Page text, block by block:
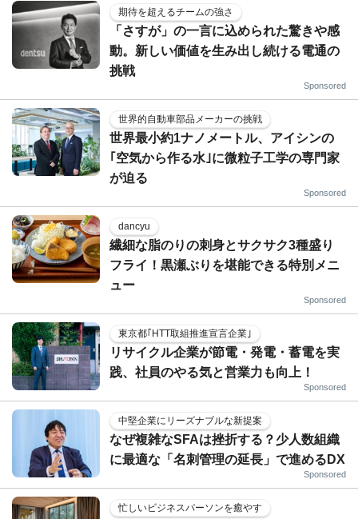
期待を超えるチームの強さ
「さすが」の一言に込められた驚きや感
動。新しい価値を生み出し続ける電通の
挑戦
Sponsored
世界的自動車部品メーカーの挑戦
世界最小約1ナノメートル、アイシンの
｢空気から作る水｣に微粒子工学の専門家
が迫る
Sponsored
dancyu
繊細な脂のりの刺身とサクサク3種盛り
フライ！黒瀬ぶりを堪能できる特別メニ
ュー
Sponsored
東京都｢HTT取組推進宣言企業｣
リサイクル企業が節電・発電・蓄電を実
践、社員のやる気と営業力も向上！
Sponsored
中堅企業にリーズナブルな新提案
なぜ複雑なSFAは挫折する？少人数組織
に最適な「名刺管理の延長」で進めるDX
Sponsored
忙しいビジネスパーソンを癒やす